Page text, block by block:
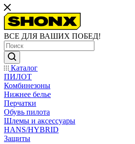
ВСЕ ДЛЯ ВАШИХ ПОБЕД!
Каталог
ПИЛОТ
Комбинезоны
Нижнее белье
Перчатки
Обувь пилота
Шлемы и аксессуары
HANS/HYBRID
Защиты